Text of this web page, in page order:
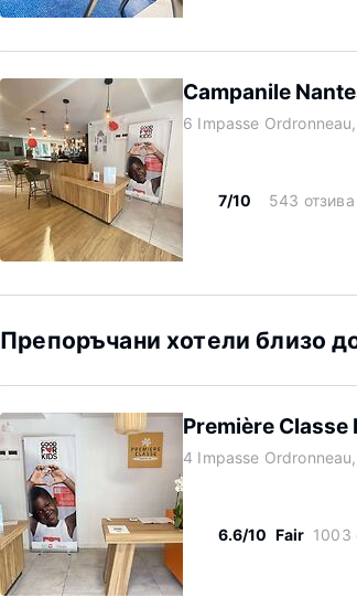
Campanile
6 Impasse
7/10 543 отзива
Препоръчани хотели близо
Première
4 Impasse
6.6/10 Fair 1003